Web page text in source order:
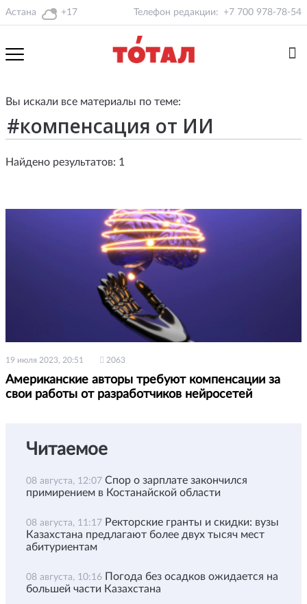
Астана +17 Телефон редакции: +7 700 978-78-54
Вы искали все материалы по теме:
Найдено результатов: 1
19 июля 2023, 20:51 2063
Американские авторы требуют компенсации за
свои работы от разработчиков нейросетей
Читаемое
08 августа, 12:07 Спор о зарплате закончился
примирением в Костанайской области
08 августа, 11:17 Ректорские гранты и скидки: вузы
Казахстана предлагают более двух тысяч мест
абитуриентам
08 августа, 10:16 Погода без осадков ожидается на
большей части Казахстана